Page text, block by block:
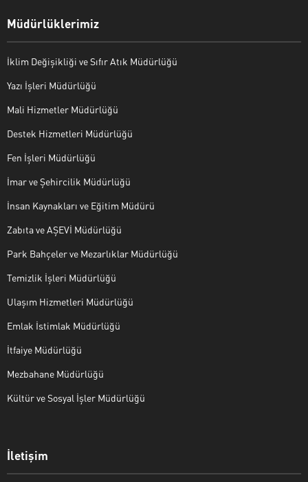
Müdürlüklerimiz
İklim Değişikliği ve Sıfır Atık Müdürlüğü
Yazı İşleri Müdürlüğü
Mali Hizmetler Müdürlüğü
Destek Hizmetleri Müdürlüğü
Fen İşleri Müdürlüğü
İmar ve Şehircilik Müdürlüğü
İnsan Kaynakları ve Eğitim Müdürü
Zabıta ve AŞEVİ Müdürlüğü
Park Bahçeler ve Mezarlıklar Müdürlüğü
Temizlik İşleri Müdürlüğü
Ulaşım Hizmetleri Müdürlüğü
Emlak İstimlak Müdürlüğü
İtfaiye Müdürlüğü
Mezbahane Müdürlüğü
Kültür ve Sosyal İşler Müdürlüğü
İletişim